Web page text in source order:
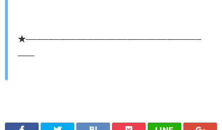
★───────────────────────────────
───